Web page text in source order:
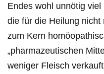
Endes wohl unnötig
die für die Heilung
zum Kern
„pharmazeutischen
weniger Fleisch